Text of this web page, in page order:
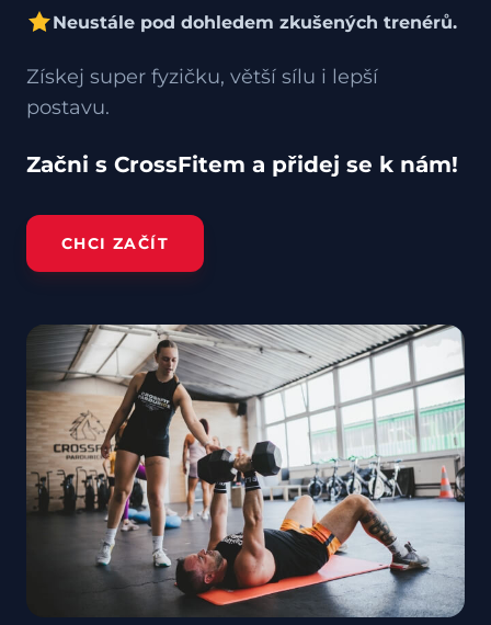
Neustále pod dohledem zkušených trenérů.
Získej super fyzičku, větší sílu i lepší
postavu.
Začni s CrossFitem a přidej se k nám!
CHCI ZAČÍT